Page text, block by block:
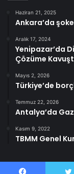
Haziran 21, 2025
Ankara’da
Aralık 17, 2024
Yenipazar’da
Çözüme
Mayıs 2, 2026
Türkiye’de
Temmuz 22, 2026
Antalya’da
Kasım 9, 2022
TBMM Genel